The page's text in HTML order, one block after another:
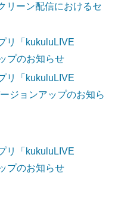
リーン配信におけるセ
リ「kukuluLIVE
プのお知らせ
リ「kukuluLIVE
ジョンアップのお知ら
リ「kukuluLIVE
プのお知らせ